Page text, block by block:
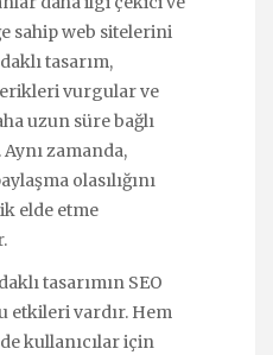
sahip web sitelerini
tasarım,
vurgular ve
uzun süre bağlı
zamanda,
olasılığını
elde etme
tasarımın SEO
etkileri vardır. Hem
kullanıcılar için